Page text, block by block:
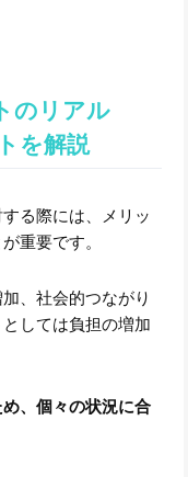
のリアル
を解説
る際には、メリッ
重要です。
、社会的つながり
しては負担の増加
、個々の状況に合